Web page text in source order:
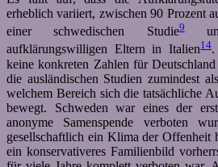
erheblich variiert, zwischen 90 Prozent
einer schwedischen Studie9und
aufklärungswilligen Eltern in Italien14.
keine konkreten Zahlen für
die ausländischen Studien zumindest
welchem Bereich sich die tatsächliche
bewegt. Schweden war eines der
anonyme Samenspende verboten
gesellschaftlich ein Klima der Offenheit
ein konservativeres Familienbild